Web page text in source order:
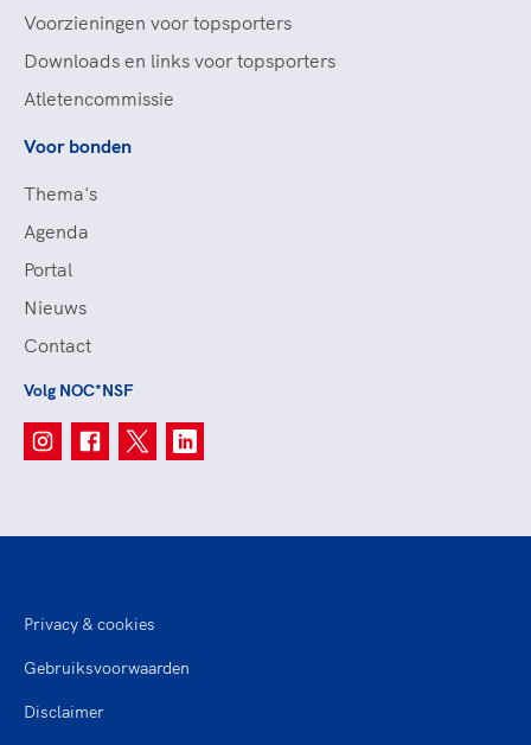
Voorzieningen voor topsporters
Downloads en links voor topsporters
Atletencommissie
Voor bonden
Thema's
Agenda
Portal
Nieuws
Contact
Volg NOC*NSF
Privacy & cookies
Gebruiksvoorwaarden
Disclaimer